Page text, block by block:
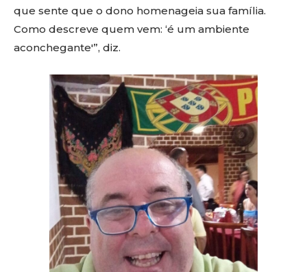
que sente que o dono homenageia sua família.
Como descreve quem vem: ‘é um ambiente
aconchegante'”, diz.